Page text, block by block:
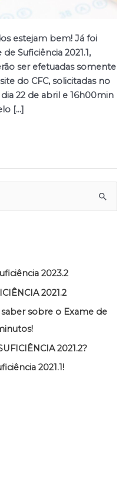
estejam bem! Já foi
Suficiência 2021.1,
ser efetuadas somente
do CFC, solicitadas no
22 de abril e 16h00min
[…]
2023.2
2021.2
sobre o Exame de
2021.2?
2021.1!